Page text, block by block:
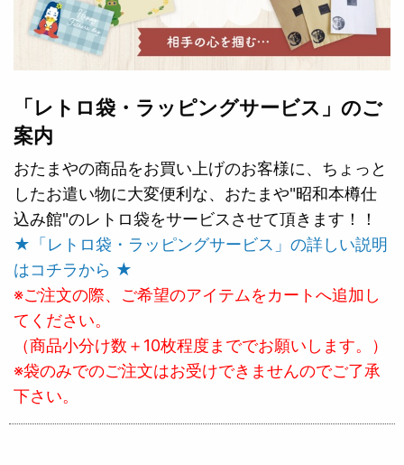
「レトロ袋・ラッピングサービス」のご
案内
おたまやの商品をお買い上げのお客様に、ちょっと
したお遣い物に大変便利な、おたまや"昭和本樽仕
込み館"のレトロ袋をサービスさせて頂きます！！
★「レトロ袋・ラッピングサービス」の詳しい説明
はコチラから ★
※ご注文の際、ご希望のアイテムをカートへ追加し
てください。
（商品小分け数＋10枚程度まででお願いします。）
※袋のみでのご注文はお受けできませんのでご了承
下さい。